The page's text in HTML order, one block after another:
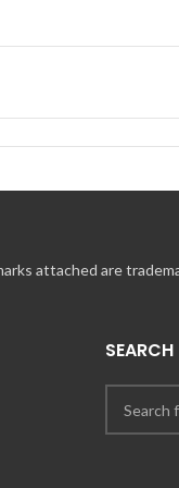
separat
Seite eingelöst
attached are
SEARCH